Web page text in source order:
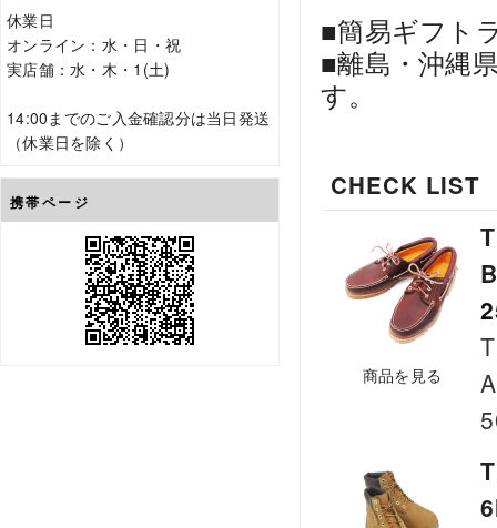
休業日
オンライン：水・日・祝
実店舗：水・木・1(土)
14:00までのご入金確認分は当日発送
（休業日を除く）
携帯ページ
■簡易ギフト
■離島・沖縄
す。
CHECK LIST
商品を見る